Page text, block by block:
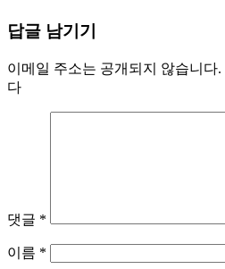
답글 남기기
이메일 주소는 공개되지 않습니다.
다
댓글 *
이름 *